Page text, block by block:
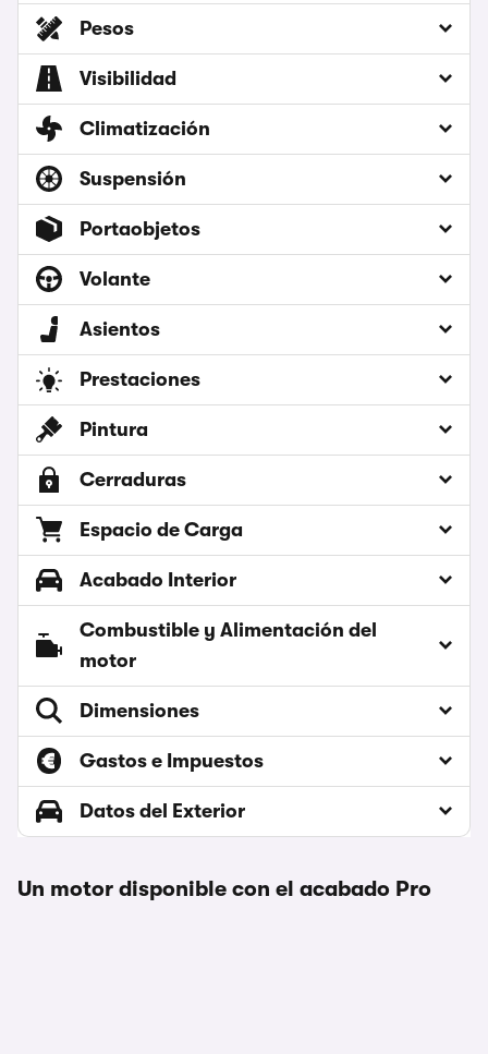
Pesos
Visibilidad
Climatización
Suspensión
Portaobjetos
Volante
Asientos
Prestaciones
Pintura
Cerraduras
Espacio de Carga
Acabado Interior
Combustible y Alimentación del
motor
Dimensiones
Gastos e Impuestos
Datos del Exterior
Un motor disponible con el acabado Pro